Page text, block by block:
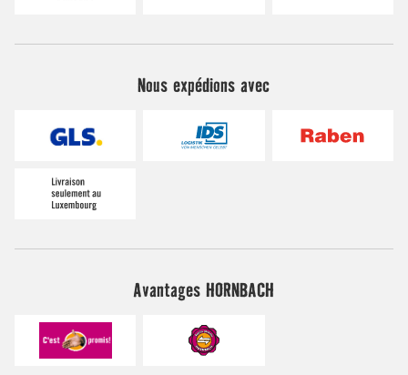
Nous expédions avec
Avantages HORNBACH